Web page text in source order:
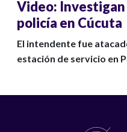
Video:
policía en Cúcuta
El intendente fue
estación de servicio en